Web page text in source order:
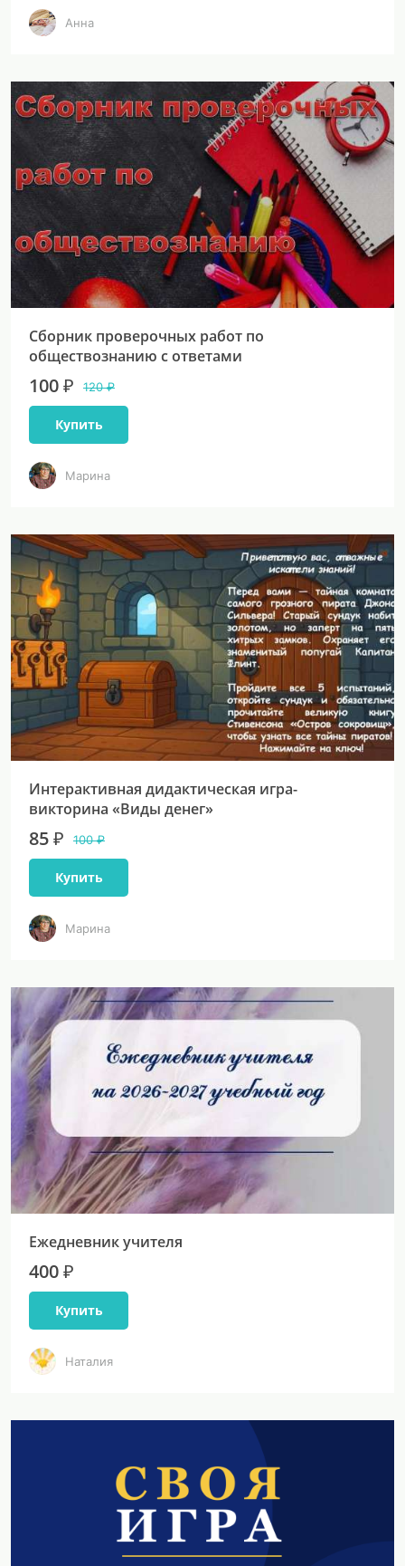
Анна
Сборник проверочных работ по
обществознанию с ответами
100 ₽ 120 ₽
Купить
Марина
Интерактивная дидактическая игра-
викторина «Виды денег»
85 ₽ 100 ₽
Купить
Марина
Ежедневник учителя
400 ₽
Купить
Наталия